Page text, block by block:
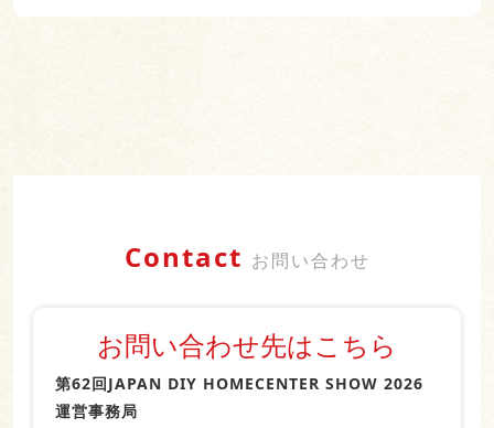
Contact お問い合わせ
お問い合わせ先はこちら
第62回JAPAN DIY HOMECENTER SHOW 2026
運営事務局